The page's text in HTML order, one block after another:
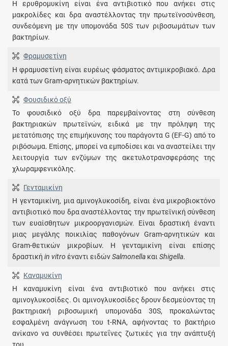
Η ερυθρομυκίνη είναι ένα αντιβιοτικό που ανήκει στις
μακρολίδες και δρα αναστέλλοντας την πρωτεϊνοσύνθεση,
συνδεόμενη με την υπομονάδα 50S των ριβοσωμάτων των
βακτηρίων.
Φραμυσετίνη
Η φραμυσετίνη είναι ευρέως φάσματος αντιμικροβιακό. Δρα
κατά των Gram-αρνητικών βακτηρίων.
Φουσιδικό οξύ
Το φουσιδικό οξύ δρα παρεμβαίνοντας στη σύνθεση
βακτηριακών πρωτεϊνών, ειδικά με την πρόληψη της
μετατόπισης της επιμήκυνσης του παράγοντα G (EF-G) από το
ριβόσωμα. Επίσης, μπορεί να εμποδίσει και να αναστείλει την
λειτουργία των ενζύμων της ακετυλοτρανσφεράσης της
χλωραμφενικόλης.
Γενταμικίνη
Η γενταμικίνη, μια αμινογλυκοσίδη, είναι ένα μικροβιοκτόνο
αντιβιοτικό που δρα αναστέλλοντας την πρωτεϊνική σύνθεση
των ευαίσθητων μικροοργανισμών. Είναι δραστική έναντι
μιας μεγάλης ποικιλίας παθογόνων Gram-αρνητικών και
Gram-θετικών μικροβίων. Η γενταμικίνη είναι επίσης
δραστικήin vitro έναντι ειδώνSalmonella καιShigella.
Καναμυκίνη
Η καναμυκίνη είναι ένα αντιβιοτικό που ανήκει στις
αμινογλυκοσίδες. Οι αμινογλυκοσίδες δρουν δεσμεύοντας τη
βακτηριακή ριβοσωμική υπομονάδα 30S, προκαλώντας
εσφαλμένη ανάγνωση του t-RNA, αφήνοντας το βακτήριο
ανίκανο να συνθέσει πρωτεΐνες ζωτικές για την ανάπτυξή